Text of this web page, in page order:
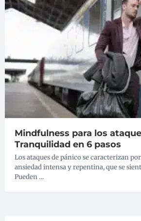
Mindfulness para los
Tranquilidad en 6 pasos
Los ataques de pánico se caracterizan
ansiedad intensa y repentina, que se
Pueden …